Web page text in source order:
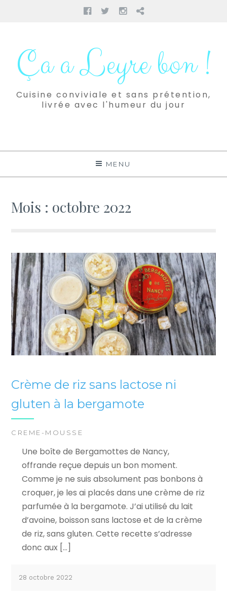
Facebook
TwitterInstagram
Pinterest
contenuÇa a Leyre bon !
Cuisine conviviale et sans prétention,
livrée avec l'humeur du jour
MENU
Mois : octobre 2022
Crème de riz sans lactose ni
gluten à la bergamote
CREME-MOUSSE
Une boîte de Bergamottes de Nancy,
offrande reçue depuis un bon moment.
Comme je ne suis absolument pas bonbons à
croquer, je les ai placés dans une crème de riz
parfumée à la bergamote. J’ai utilisé du lait
d’avoine, boisson sans lactose et de la crème
de riz, sans gluten. Cette recette s’adresse
donc aux […]
28 octobre 2022